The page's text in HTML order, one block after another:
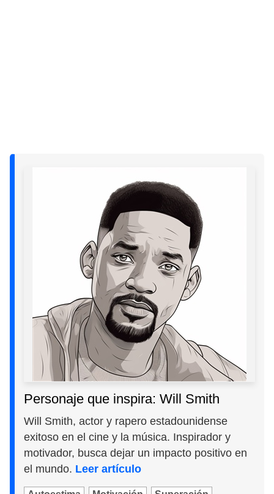
Personaje que inspira: Will Smith
Will Smith, actor y rapero estadounidense
exitoso en el cine y la música. Inspirador y
motivador, busca dejar un impacto positivo en
el mundo. Leer artículo